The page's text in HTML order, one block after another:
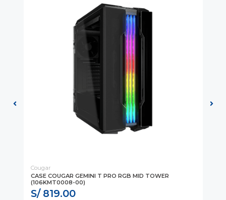
Cougar
CASE COUGAR GEMINI T PRO RGB MID TOWER
(106KMT0008-00)
S/ 819.00